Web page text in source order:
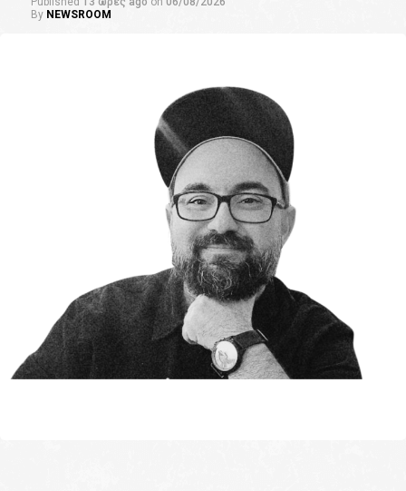
By NEWSROOM